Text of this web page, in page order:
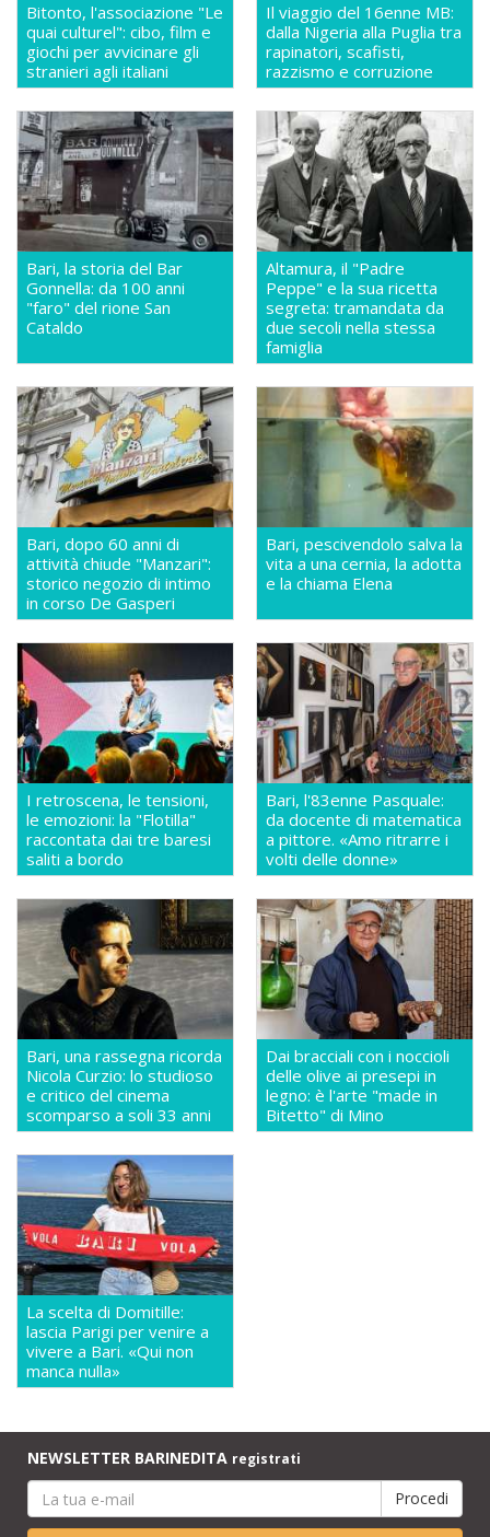
Bitonto, l'associazione "Le
quai culturel": cibo, film e
giochi per avvicinare gli
stranieri agli italiani
Il viaggio del 16enne MB:
dalla Nigeria alla Puglia tra
rapinatori, scafisti,
razzismo e corruzione
Bari, la storia del Bar
Gonnella: da 100 anni
"faro" del rione San
Cataldo
Altamura, il "Padre
Peppe" e la sua ricetta
segreta: tramandata da
due secoli nella stessa
famiglia
Bari, dopo 60 anni di
attività chiude "Manzari":
storico negozio di intimo
in corso De Gasperi
Bari, pescivendolo salva la
vita a una cernia, la adotta
e la chiama Elena
I retroscena, le tensioni,
le emozioni: la "Flotilla"
raccontata dai tre baresi
saliti a bordo
Bari, l'83enne Pasquale:
da docente di matematica
a pittore. «Amo ritrarre i
volti delle donne»
Bari, una rassegna ricorda
Nicola Curzio: lo studioso
e critico del cinema
scomparso a soli 33 anni
Dai bracciali con i noccioli
delle olive ai presepi in
legno: è l'arte "made in
Bitetto" di Mino
La scelta di Domitille:
lascia Parigi per venire a
vivere a Bari. «Qui non
manca nulla»
NEWSLETTER BARINEDITA registrati